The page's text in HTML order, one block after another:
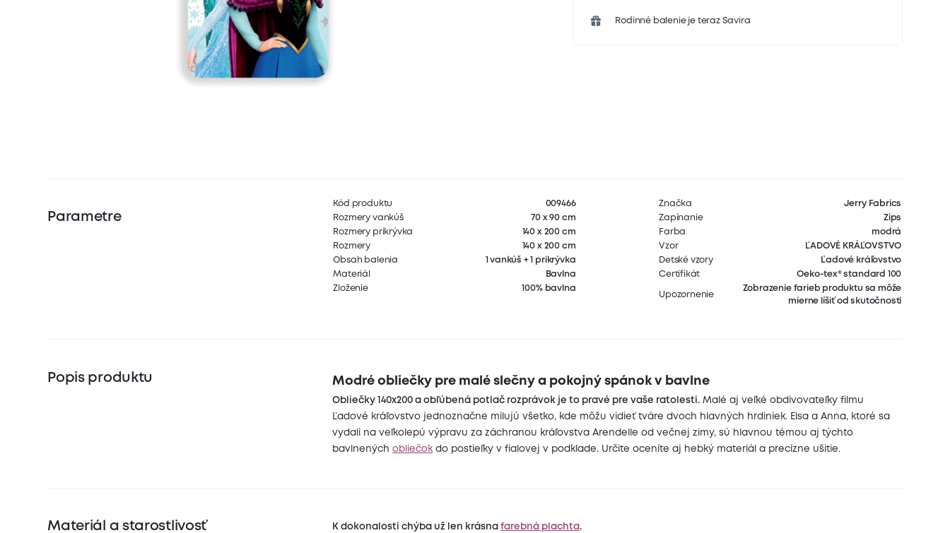
Rodinné balenie je teraz Savira
Parametre
Kód produktu
009466
Rozmery vankúš
70 x 90 cm
Rozmery prikrývka
140 x 200 cm
Rozmery
140 x 200 cm
Obsah balenia
1 vankúš + 1 prikrývka
Materiál
Bavlna
Zloženie
100% bavlna
Značka
Jerry Fabrics
Zapínanie
Zips
Farba
modrá
Vzor
ĽADOVÉ KRÁĽOVSTVO
Detské vzory
Ľadové kráľovstvo
Certifikát
Oeko-tex® standard 100
Upozornenie
Zobrazenie farieb produktu sa môže
mierne líšiť od skutočnosti
Popis produktu Modré obliečky pre malé slečny a pokojný spánok v bavlne
Obliečky 140x200 a obľúbená potlač rozprávok je to pravé pre vaše ratolesti. Malé aj veľké obdivovateľky filmu
Ľadové kráľovstvo jednoznačne milujú všetko, kde môžu vidieť tváre dvoch hlavných hrdiniek. Elsa a Anna, ktoré sa
vydali na veľkolepú výpravu za záchranou kráľovstva Arendelle od večnej zimy, sú hlavnou témou aj týchto
bavlnenýchobliečok do postieľky v fialovej v podklade. Určite oceníte aj hebký materiál a precízne ušitie.
Materiál a starostlivosť K dokonalosti chýba už len krásnafarebná plachta.